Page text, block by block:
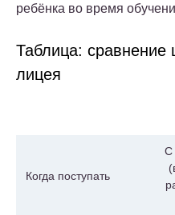
ребёнка во время
Таблица: сравнение
лицея
Когда поступать
С